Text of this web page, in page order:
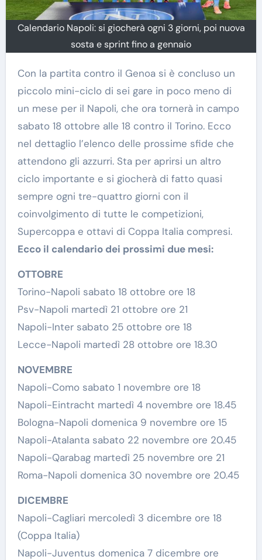
Calendario Napoli: si giocherà ogni 3 giorni, poi nuova
sosta e sprint fino a gennaio
Con la partita contro il Genoa si è concluso un
piccolo mini-ciclo di sei gare in poco meno di
un mese per il Napoli, che ora tornerà in campo
sabato 18 ottobre alle 18 contro il Torino. Ecco
nel dettaglio l’elenco delle prossime sfide che
attendono gli azzurri. Sta per aprirsi un altro
ciclo importante e si giocherà di fatto quasi
sempre ogni tre-quattro giorni con il
coinvolgimento di tutte le competizioni,
Supercoppa e ottavi di Coppa Italia compresi.
Ecco il calendario dei prossimi due mesi:
OTTOBRE
Torino-Napoli sabato 18 ottobre ore 18
Psv-Napoli martedì 21 ottobre ore 21
Napoli-Inter sabato 25 ottobre ore 18
Lecce-Napoli martedì 28 ottobre ore 18.30
NOVEMBRE
Napoli-Como sabato 1 novembre ore 18
Napoli-Eintracht martedì 4 novembre ore 18.45
Bologna-Napoli domenica 9 novembre ore 15
Napoli-Atalanta sabato 22 novembre ore 20.45
Napoli-Qarabag martedì 25 novembre ore 21
Roma-Napoli domenica 30 novembre ore 20.45
DICEMBRE
Napoli-Cagliari mercoledì 3 dicembre ore 18
(Coppa Italia)
Napoli-Juventus domenica 7 dicembre ore